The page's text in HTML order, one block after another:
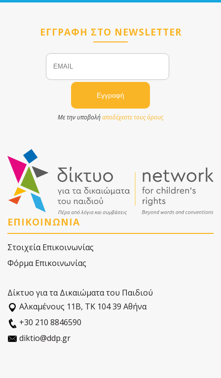
ΕΓΓΡΑΦΗ ΣΤΟ NEWSLETTER
Email
Με την υποβολήαποδέχεστε τους όρους
ΕΠΙΚΟΙΝΩΝΙΑ
Στοιχεία Επικοινωνίας
Φόρμα Επικοινωνίας
Δίκτυο για τα Δικαιώματα του Παιδιού
Αλκαµένους 11Β, ΤΚ 104 39 Αθήνα
+30 210 8846590
diktio@ddp.gr